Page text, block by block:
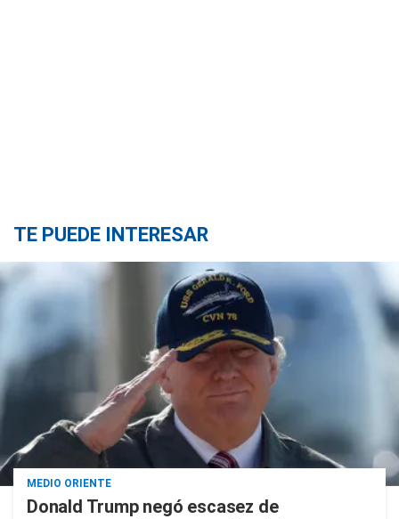
TE PUEDE INTERESAR
MEDIO ORIENTE
Donald Trump negó escasez de